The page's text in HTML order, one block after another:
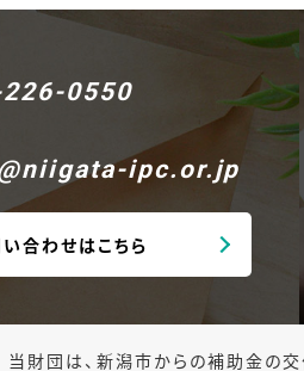
0550
ipc.or.jp
合わせはこちら
当財団は、新潟市からの補助金の